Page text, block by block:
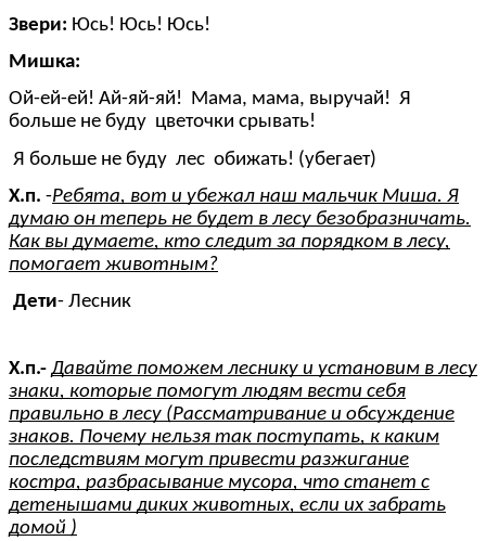
Звери: Юсь! Юсь! Юсь!
Мишка:
Ой-ей-ей! Ай-яй-яй! Мама, мама, выручай! Я
больше не буду цветочки срывать!
Я больше не буду лес обижать! (убегает)
Х.п. -Ребята, вот и убежал наш мальчик Миша. Я
думаю он теперь не будет в лесу безобразничать.
Как вы думаете, кто следит за порядком в лесу,
помогает животным?
Дети- Лесник
Х.п.- Давайте поможем леснику и установим в лесу
знаки, которые помогут людям вести себя
правильно в лесу (Рассматривание и обсуждение
знаков. Почему нельзя так поступать, к каким
последствиям могут привести разжигание
костра, разбрасывание мусора, что станет с
детенышами диких животных, если их забрать
домой )